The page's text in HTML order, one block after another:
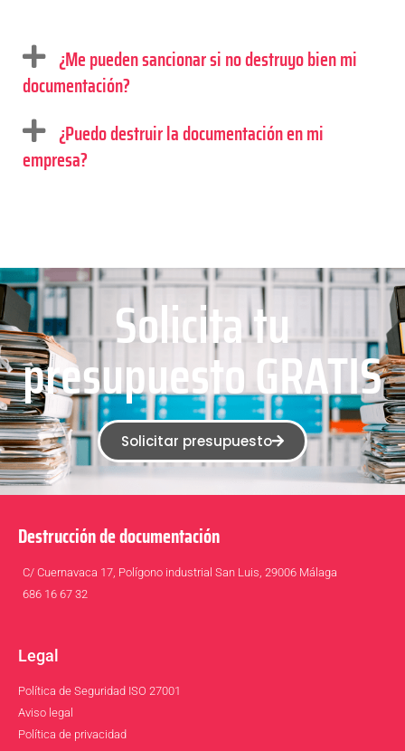
¿Me pueden sancionar si no destruyo bien mi
documentación?
¿Puedo destruir la documentación en mi
empresa?
Solicita tu
presupuesto GRATIS
Solicitar presupuesto
Destrucción de documentación
C/ Cuernavaca 17, Polígono industrial San Luis, 29006 Málaga
686 16 67 32
Legal
Política de Seguridad ISO 27001
Aviso legal
Política de privacidad